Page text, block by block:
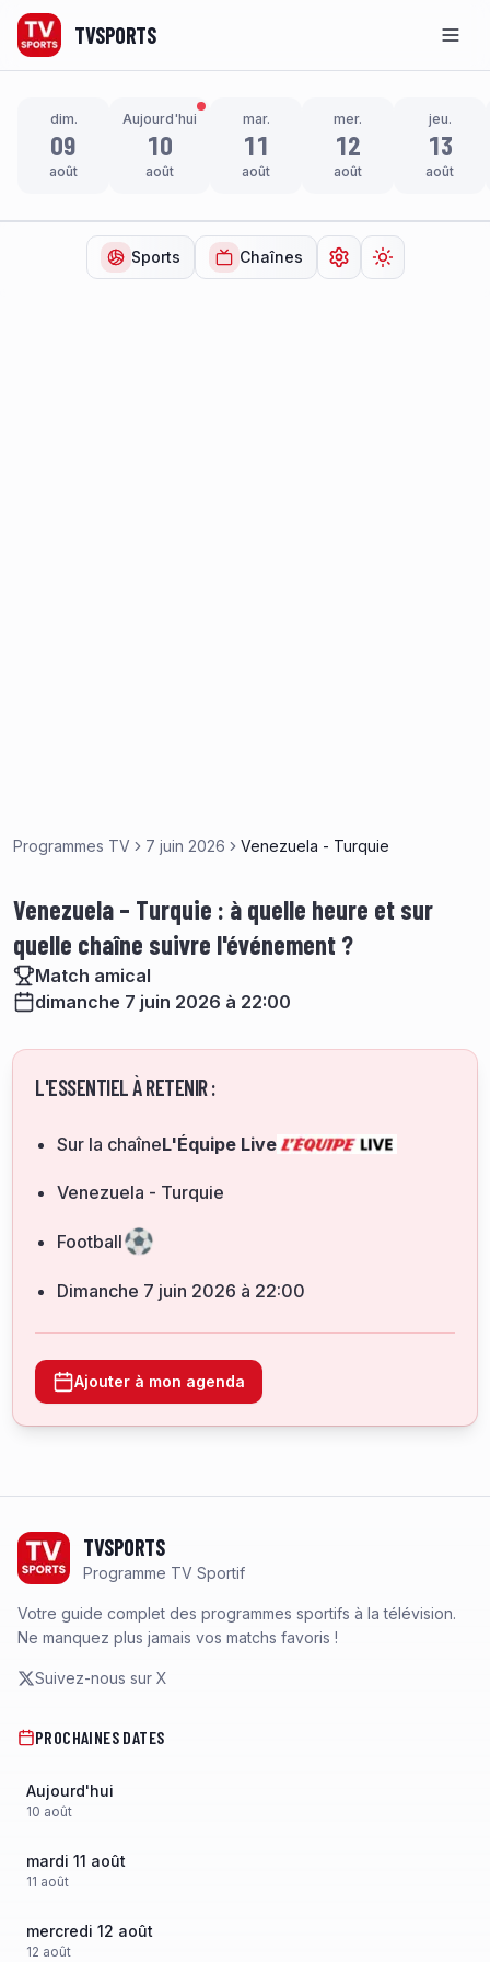
TVSPORTS
dim.
09
août
Aujourd'hui
10
août
mar.
11
août
mer.
12
août
jeu.
13
août
Sports Chaînes Ouvrir lesChanger de
Programmes TV 7 juin 2026 Venezuela - Turquie
Venezuela – Turquie : à quelle heure et sur
quelle chaîne suivre l'événement ?
Match amical
dimanche 7 juin 2026 à 22:00
L'ESSENTIEL À RETENIR :
Sur la chaîneL'Équipe Live
Venezuela - Turquie
Football
dimanche 7 juin 2026 à 22:00
Ajouter à mon agenda
TVSPORTS
Programme TV Sportif
Votre guide complet des programmes sportifs à la télévision.
Ne manquez plus jamais vos matchs favoris !
Suivez-nous sur X
PROCHAINES DATES
Aujourd'hui
10 août
mardi 11 août
11 août
mercredi 12 août
12 août